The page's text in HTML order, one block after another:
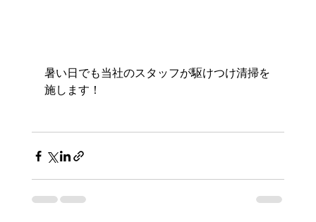
暑い日でも当社のスタッフが駆けつけ清掃を
施します！